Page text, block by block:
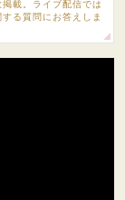
載。ライブ配信では
る質問にお答えしま